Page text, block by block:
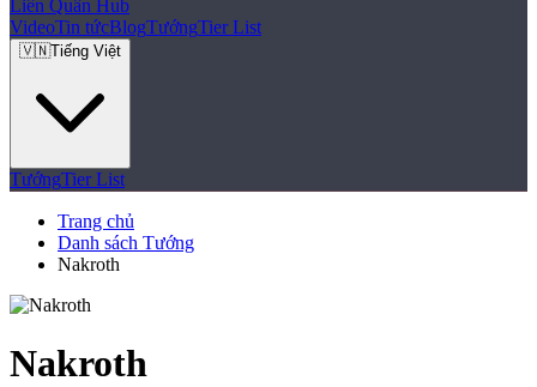
Liên Quân Hub
VideoTin tứcBlogTướngTier List
🇻🇳Tiếng Việt
TướngTier List
Trang chủ
Danh sách Tướng
Nakroth
Nakroth